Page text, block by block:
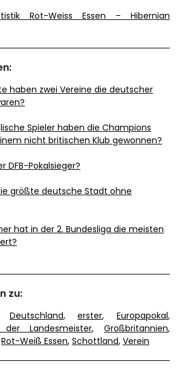
Rot-Weiss Essen – Hibernian
haben zwei Vereine die deutscher
Spieler haben die Champions
nicht britischen Klub gewonnen?
DFB-Pokalsieger?
größte deutsche Stadt ohne
hat in der 2. Bundesliga die meisten
zu:
Deutschland,erster,Europapokal,
der Landesmeister,Großbritannien,
Rot-Weiß Essen, Schottland, Verein